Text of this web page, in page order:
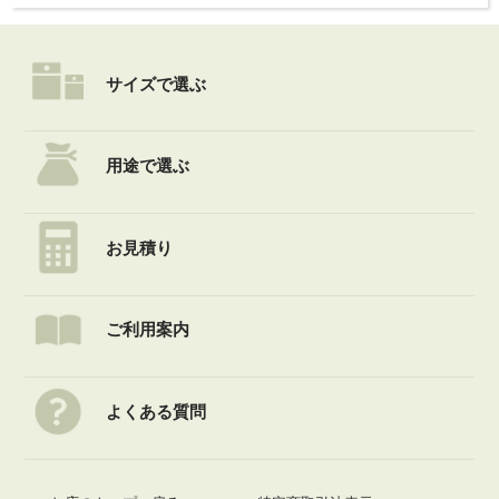
サイズで選ぶ
用途で選ぶ
お見積り
ご利用案内
よくある質問